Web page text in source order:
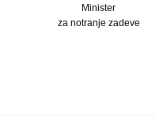
Minister
za notranje zadeve